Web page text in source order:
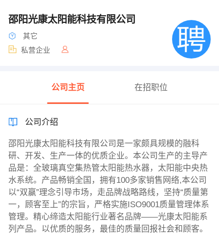
邵阳光康太阳能科技有限公司
其它
私营企业
公司主页 在招职位
公司介绍
邵阳光康太阳能科技有限公司是一家颇具规模的融科
研、开发、生产一体的优质企业。本公司生产的主导产
品是：全玻璃真空集热管太阳能热水器，太阳能中央热
水系统。产品畅销全国，拥有100多家销售网络,本公司
以“双赢”理念引导市场，走品牌战略路线，坚持“质量第
一，顾客至上”的宗旨，严格实施ISO9001质量管理体系
管理。精心缔造太阳能行业著名品牌——光康太阳能系
列产品。以优质的服务，最佳的质量回报社会和顾客。